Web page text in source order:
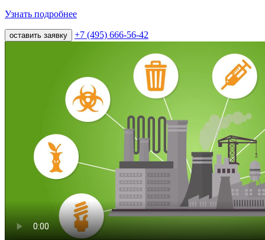
Узнать подробнее
оставить заявку +7 (495) 666-56-42